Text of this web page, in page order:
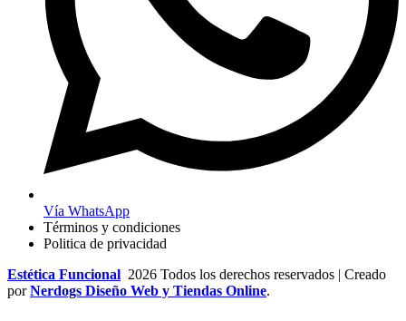
Vía WhatsApp
Términos y condiciones
Politica de privacidad
Estética Funcional 2026 Todos los derechos reservados | Creado
porNerdogs Diseño Web y Tiendas Online.